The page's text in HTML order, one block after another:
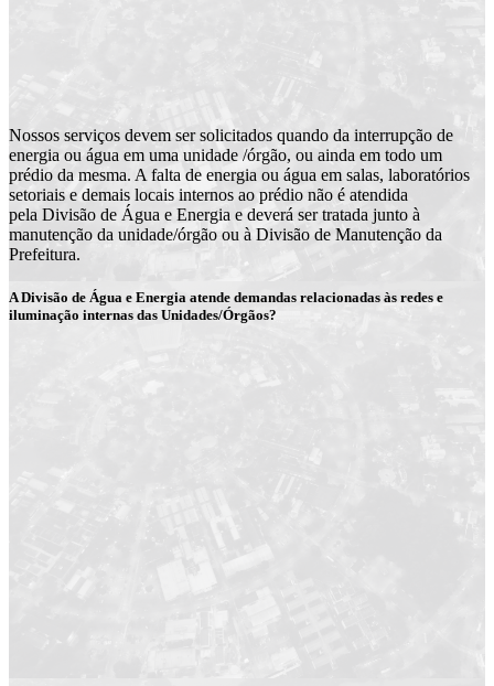
Nossos serviços devem ser solicitados quando da interrupção de
energia ou água em uma unidade /órgão, ou ainda em todo um
prédio da mesma. A falta de energia ou água em salas, laboratórios
setoriais e demais locais internos ao prédio não é atendida
pela Divisão de Água e Energia e deverá ser tratada junto à
manutenção da unidade/órgão ou à Divisão de Manutenção da
Prefeitura.
A Divisão de Água e Energia atende demandas relacionadas às redes e
iluminação internas das Unidades/Órgãos?